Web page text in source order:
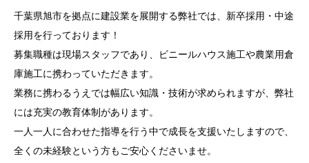
千葉県旭市を拠点に建設業を展開する弊社では、新卒採用・中途
採用を行っております！
募集職種は現場スタッフであり、ビニールハウス施工や農業用倉
庫施工に携わっていただきます。
業務に携わるうえでは幅広い知識・技術が求められますが、弊社
には充実の教育体制があります。
一人一人に合わせた指導を行う中で成長を支援いたしますので、
全くの未経験という方もご安心くださいませ。